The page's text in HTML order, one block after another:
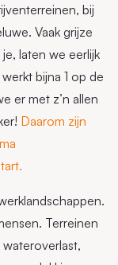
bij
Vaak grijze
laten we eerlijk
bijna 1 op de
er met z’n allen
Daarom zijn
Terreinen